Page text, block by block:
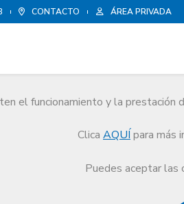
CONTACTO ÁREA PRIVADA
el funcionamiento y la prestación
Clica AQUÍ para más
Puedes aceptar las
El COMB vela para que las mutuas no